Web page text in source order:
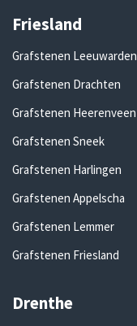
Friesland
Grafstenen Leeuwarden
Grafstenen Drachten
Grafstenen Heerenveen
Grafstenen Sneek
Grafstenen Harlingen
Grafstenen Appelscha
Grafstenen Lemmer
Grafstenen Friesland
Drenthe